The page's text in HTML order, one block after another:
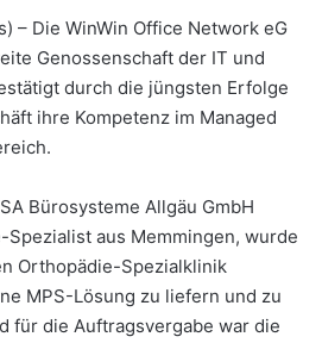
– Die WinWin Office Network eG
Genossenschaft der IT und
durch die jüngsten Erfolge
ihre Kompetenz im Managed
Bürosysteme Allgäu GmbH
Spezialist aus Memmingen, wurde
Orthopädie-Spezialklinik
MPS-Lösung zu liefern und zu
für die Auftragsvergabe war die